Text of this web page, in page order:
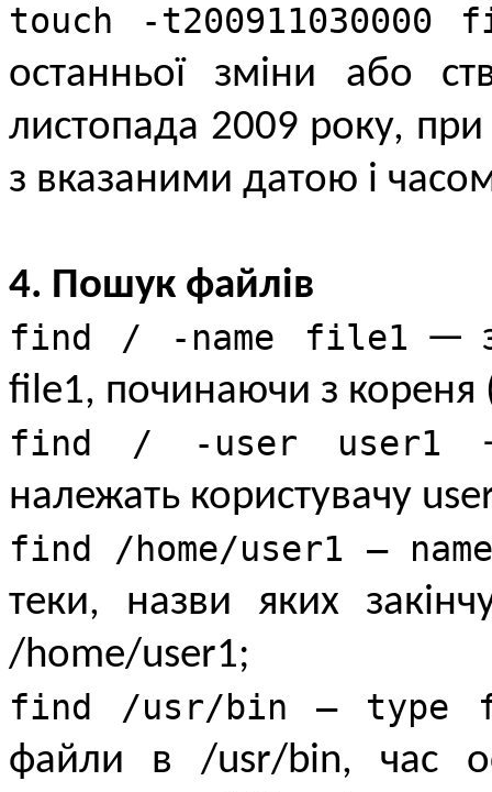
touch -t200911030000
останньої зміни або
листопада 2009 року, при
з вказаними датою і
4. Пошук файлів
find / -name file1 —
file1, починаючи з кореня
find / -user user1
належать користувачу
find /home/user1 —
теки, назви яких
/home/user1;
find /usr/bin — type
файли в /usr/bin, час